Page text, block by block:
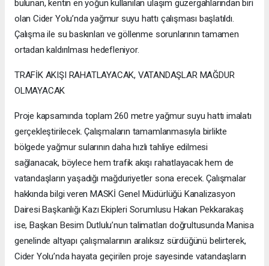
bulunan, kentin en yoğun kullanılan ulaşım güzergahlarından biri
olan Cider Yolu’nda yağmur suyu hattı çalışması başlatıldı.
Çalışma ile su baskınları ve göllenme sorunlarının tamamen
ortadan kaldırılması hedefleniyor.
TRAFİK AKIŞI RAHATLAYACAK, VATANDAŞLAR MAĞDUR
OLMAYACAK
Proje kapsamında toplam 260 metre yağmur suyu hattı imalatı
gerçekleştirilecek. Çalışmaların tamamlanmasıyla birlikte
bölgede yağmur sularının daha hızlı tahliye edilmesi
sağlanacak, böylece hem trafik akışı rahatlayacak hem de
vatandaşların yaşadığı mağduriyetler sona erecek. Çalışmalar
hakkında bilgi veren MASKİ Genel Müdürlüğü Kanalizasyon
Dairesi Başkanlığı Kazı Ekipleri Sorumlusu Hakan Pekkarakaş
ise, Başkan Besim Dutlulu’nun talimatları doğrultusunda Manisa
genelinde altyapı çalışmalarının aralıksız sürdüğünü belirterek,
Cider Yolu’nda hayata geçirilen proje sayesinde vatandaşların